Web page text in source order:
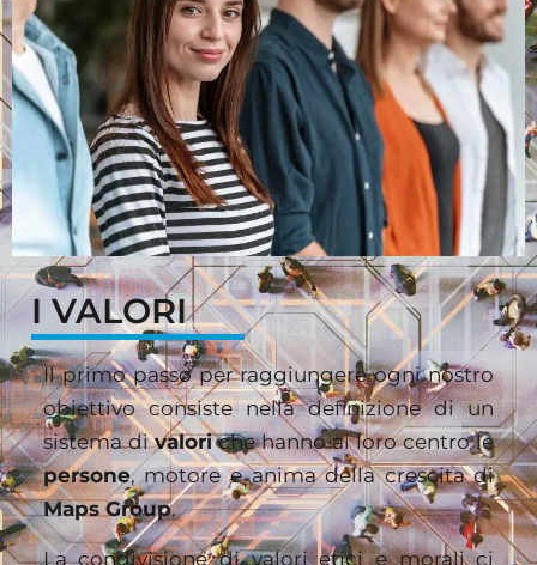
I VALORI
Il primo passo per raggiungere ogni nostro
obiettivo consiste nella definizione di un
sistema divaloriche hanno al loro centro le
persone, motore e anima della crescita di
Maps Group.
La condivisione di valori etici e morali ci